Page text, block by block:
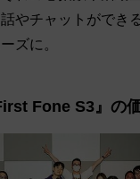
やチャットができ
ズに。
Fone S3』の